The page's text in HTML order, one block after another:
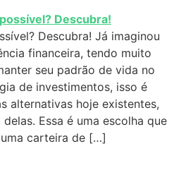
Descubra! Já imaginou
financeira, tendo muito
seu padrão de vida no
de investimentos, isso é
alternativas hoje existentes,
Essa é uma escolha que
carteira de […]